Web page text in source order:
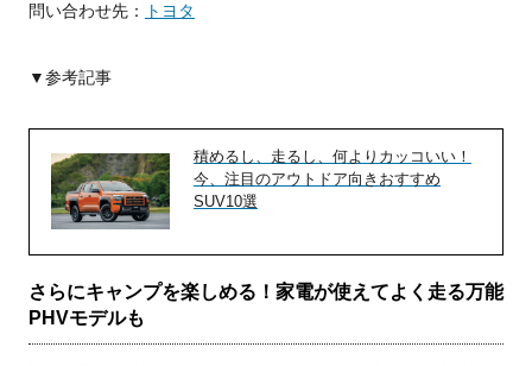
問い合わせ先： トヨタ
▼参考記事
積めるし、走るし、何よりカッコいい！
今、注目のアウトドア向きおすすめ
SUV10選
さらにキャンプを楽しめる！家電が使えてよく走る万能
PHVモデルも